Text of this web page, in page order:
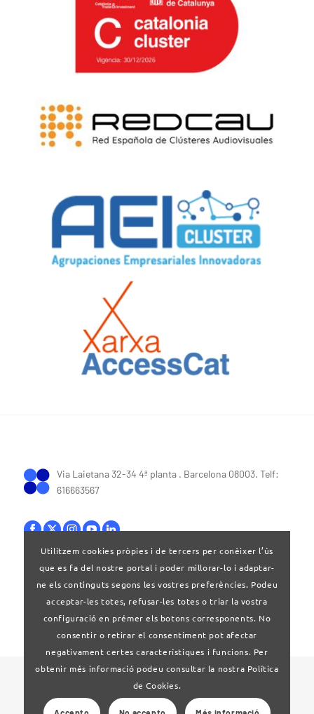
Via Laietana 32-34 4ª planta . Barcelona 08003. Telf:
616663567
Bases legals |Política de privacitat
© 2024 Clúster Audiovisual de Catalunya
Utilitzem cookies pròpies i de tercers per conèixer l’ús
que es fa del nostre portal i poder millorar-lo i adaptar-
ne els continguts segons les vostres preferències. Podeu
acceptar-les totes, refusar-les totes o triar la vostra
configuració en prémer els botons corresponents. No
consentir o retirar el consentiment pot afectar
negativament certes característiques i funcions. Per
obtenir més informació podeu consultar la nostra Política
de Cookies.